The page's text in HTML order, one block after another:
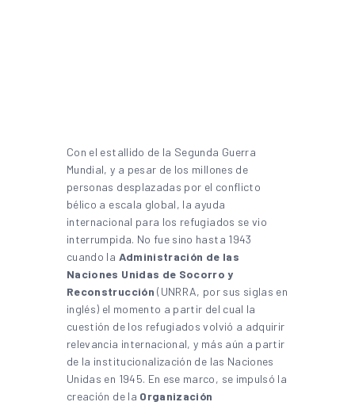
Con el estallido de la Segunda Guerra
Mundial, y a pesar de los millones de
personas desplazadas por el conflicto
bélico a escala global, la ayuda
internacional para los refugiados se vio
interrumpida. No fue sino hasta 1943
cuando la Administración de las
Naciones Unidas de Socorro y
Reconstrucción (UNRRA, por sus siglas en
inglés) el momento a partir del cual la
cuestión de los refugiados volvió a adquirir
relevancia internacional, y más aún a partir
de la institucionalización de las Naciones
Unidas en 1945. En ese marco, se impulsó la
creación de la Organización